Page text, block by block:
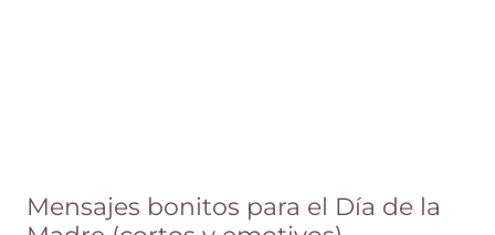
Mensajes bonitos para el Día de la